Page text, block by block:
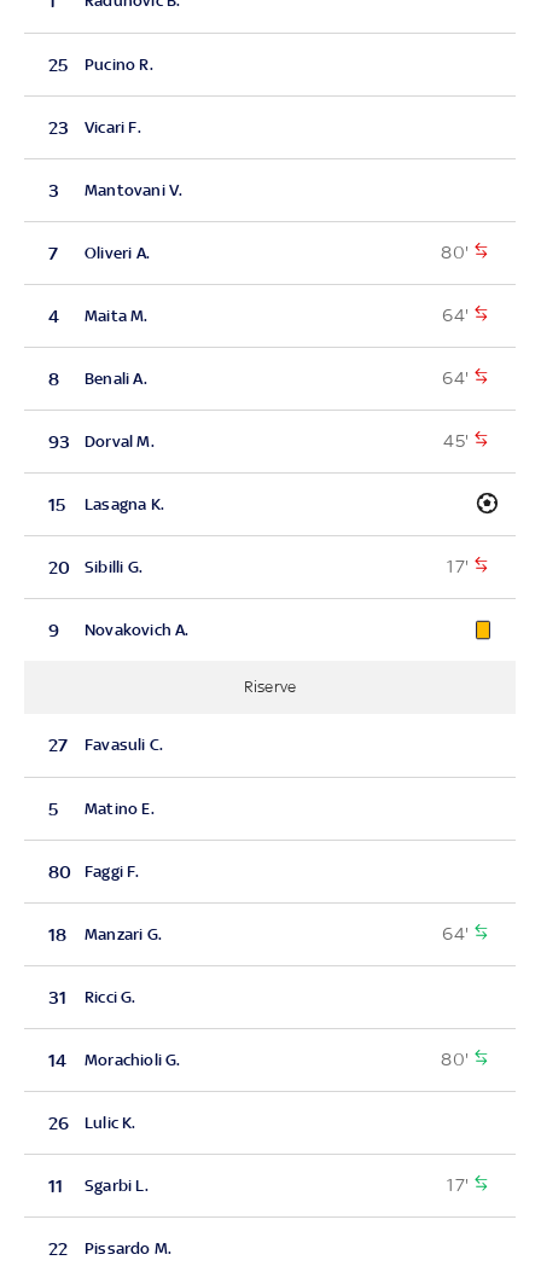
25 Pucino R.
23 Vicari F.
3 Mantovani V.
7 Oliveri A. 80'
4 Maita M. 64'
8 Benali A. 64'
93 Dorval M. 45'
15 Lasagna K.
20 Sibilli G. 17'
9 Novakovich A.
Riserve
27 Favasuli C.
5 Matino E.
80 Faggi F.
18 Manzari G. 64'
31 Ricci G.
14 Morachioli G. 80'
26 Lulic K.
11 Sgarbi L. 17'
22 Pissardo M.